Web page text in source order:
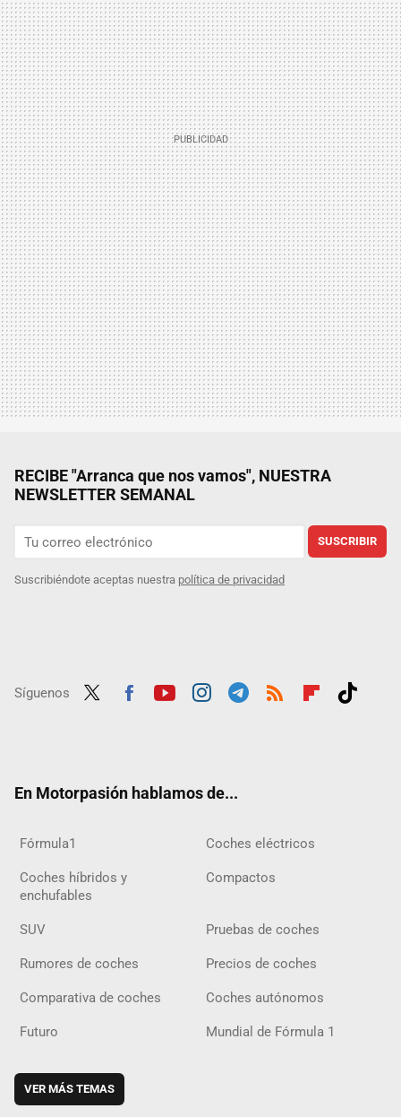
RECIBE "Arranca que nos vamos", NUESTRA
NEWSLETTER SEMANAL
SUSCRIBIR
Suscribiéndote aceptas nuestra política de privacidad
Síguenos
En Motorpasión hablamos de...
Fórmula1 Coches eléctricos
Coches híbridos y
enchufables
Compactos
SUV Pruebas de coches
Rumores de coches Precios de coches
Comparativa de coches Coches autónomos
Futuro Mundial de Fórmula 1
VER MÁS TEMAS